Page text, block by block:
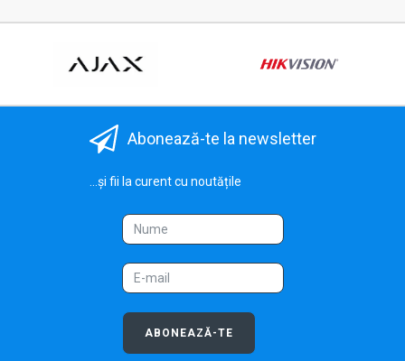
Abonează-te la newsletter
...și fii la curent cu noutățile
ABONEAZĂ-TE